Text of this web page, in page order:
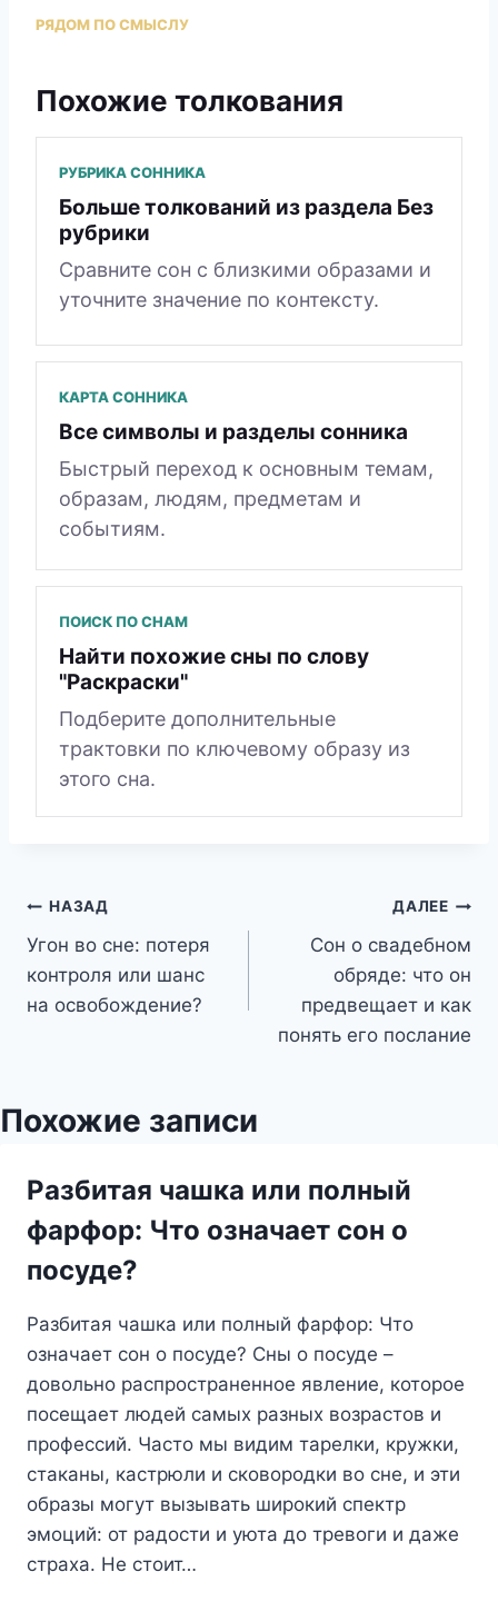
РЯДОМ ПО СМЫСЛУ
Похожие толкования
РУБРИКА СОННИКА
Больше толкований из раздела Без
рубрики
Сравните сон с близкими образами и
уточните значение по контексту.
КАРТА СОННИКА
Все символы и разделы сонника
Быстрый переход к основным темам,
образам, людям, предметам и
событиям.
ПОИСК ПО СНАМ
Найти похожие сны по слову
"Раскраски"
Подберите дополнительные
трактовки по ключевому образу из
этого сна.
Навигация
по
записям
НАЗАД
Угон во сне: потеря
контроля или шанс
на освобождение?
ДАЛЕЕ
Сон о свадебном
обряде: что он
предвещает и как
понять его послание
Похожие записи
Разбитая чашка или полный
фарфор: Что означает сон о
посуде?
Разбитая чашка или полный фарфор: Что
означает сон о посуде? Сны о посуде –
довольно распространенное явление, которое
посещает людей самых разных возрастов и
профессий. Часто мы видим тарелки, кружки,
стаканы, кастрюли и сковородки во сне, и эти
образы могут вызывать широкий спектр
эмоций: от радости и уюта до тревоги и даже
страха. Не стоит…